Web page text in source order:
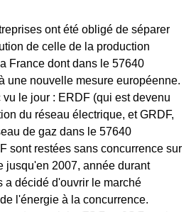
ont été obligé de séparer
de celle de la production
France dont dans le 57640
une nouvelle mesure européenne.
le jour : ERDF (qui est devenu
du réseau électrique, et GRDF,
de gaz dans le 57640
sont restées sans concurrence sur
jusqu'en 2007, année durant
a décidé d'ouvrir le marché
l'énergie à la concurrence.